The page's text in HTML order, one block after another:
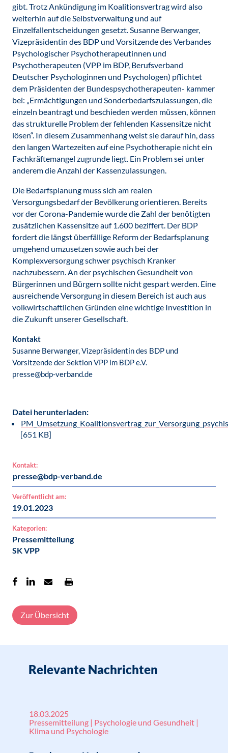
gibt. Trotz Ankündigung im Koalitionsvertrag wird also
weiterhin auf die Selbstverwaltung und auf
Einzelfallentscheidungen gesetzt. Susanne Berwanger,
Vizepräsidentin des BDP und Vorsitzende des Verbandes
Psychologischer Psychotherapeutinnen und
Psychotherapeuten (VPP im BDP, Berufsverband
Deutscher Psychologinnen und Psychologen) pflichtet
dem Präsidenten der Bundespsychotherapeuten- kammer
bei: „Ermächtigungen und Sonderbedarfszulassungen, die
einzeln beantragt und beschieden werden müssen, können
das strukturelle Problem der fehlenden Kassensitze nicht
lösen“. In diesem Zusammenhang weist sie darauf hin, dass
den langen Wartezeiten auf eine Psychotherapie nicht ein
Fachkräftemangel zugrunde liegt. Ein Problem sei unter
anderem die Anzahl der Kassenzulassungen.
Die Bedarfsplanung muss sich am realen
Versorgungsbedarf der Bevölkerung orientieren. Bereits
vor der Corona-Pandemie wurde die Zahl der benötigten
zusätzlichen Kassensitze auf 1.600 beziffert. Der BDP
fordert die längst überfällige Reform der Bedarfsplanung
umgehend umzusetzen sowie auch bei der
Komplexversorgung schwer psychisch Kranker
nachzubessern. An der psychischen Gesundheit von
Bürgerinnen und Bürgern sollte nicht gespart werden. Eine
ausreichende Versorgung in diesem Bereich ist auch aus
volkwirtschaftlichen Gründen eine wichtige Investition in
die Zukunft unserer Gesellschaft.
Kontakt
Susanne Berwanger, Vizepräsidentin des BDP und
Vorsitzende der Sektion VPP im BDP e.V.
presse@bdp-verband.de
Datei herunterladen:
[651 KB]
Kontakt:
presse@bdp-verband.de
Veröffentlicht am:
19.01.2023
Kategorien:
Pressemitteilung
SK VPP
Zur Übersicht
Relevante Nachrichten
18.03.2025
Pressemitteilung | Psychologie und Gesundheit |
Klima und Psychologie